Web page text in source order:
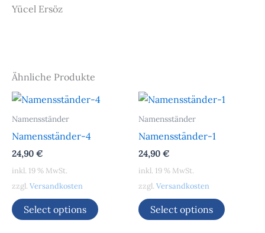
Yücel Ersöz
Ähnliche Produkte
Namensständer
Namensständer-4
24,90 €
inkl. 19 % MwSt.
zzgl. Versandkosten
Select options
Namensständer
Namensständer-1
24,90 €
inkl. 19 % MwSt.
zzgl. Versandkosten
Select options